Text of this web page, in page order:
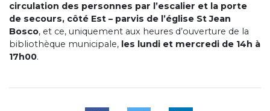
circulation des personnes par l’escalier et la porte
de secours, côté Est – parvis de l’église St Jean
Bosco, et ce, uniquement aux heures d’ouverture de la
bibliothèque municipale, les lundi et mercredi de 14h à
17h00.